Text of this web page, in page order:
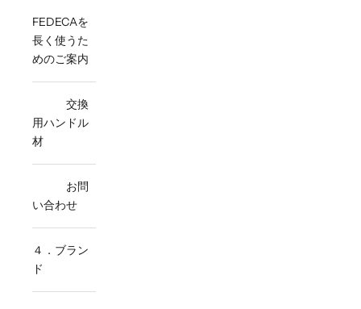
FEDECAを
長く使うた
めのご案内
交換
用ハンドル
材
お問
い合わせ
４．ブラン
ド